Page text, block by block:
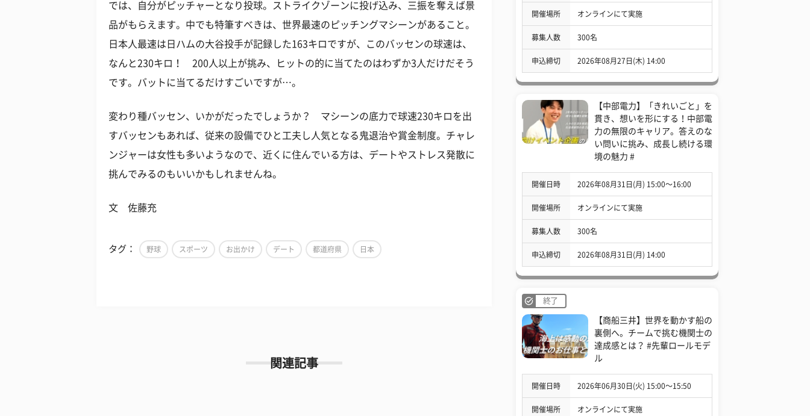
では、自分がピッチャーとなり投球。ストライクゾーンに投げ込み、三振を奪えば景
品がもらえます。中でも特筆すべきは、世界最速のピッチングマシーンがあること。
日本人最速は日ハムの大谷投手が記録した163キロですが、このバッセンの球速は、
なんと230キロ！ 200人以上が挑み、ヒットの的に当てたのはわずか3人だけだそう
です。バットに当てるだけすごいですが…。
変わり種バッセン、いかがだったでしょうか？ マシーンの底力で球速230キロを出
すバッセンもあれば、従来の設備でひと工夫し人気となる鬼退治や賞金制度。チャレ
ンジャーは女性も多いようなので、近くに住んでいる方は、デートやストレス発散に
挑んでみるのもいいかもしれませんね。
文 佐藤充
タグ： 野球 スポーツ お出かけ デート 都道府県 日本
関連記事
開催場所 オンラインにて実施
募集人数 300名
申込締切 2026年08月27日(木) 14:00
【中部電力】「きれいごと」を
貫き、想いを形にする！中部電
力の無限のキャリア。答えのな
い問いに挑み、成長し続ける環
境の魅力 #
開催日時 2026年08月31日(月) 15:00〜16:00
開催場所 オンラインにて実施
募集人数 300名
申込締切 2026年08月31日(月) 14:00
終了
【商船三井】世界を動かす船の
裏側へ。チームで挑む機関士の
達成感とは？ #先輩ロールモデ
ル
開催日時 2026年06月30日(火) 15:00〜15:50
開催場所 オンラインにて実施